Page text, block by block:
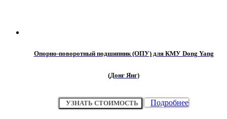
Опорно-поворотный подшипник (ОПУ) для КМУ Dong Yang
(Донг Янг)
УЗНАТЬ СТОИМОСТЬ Подробнее